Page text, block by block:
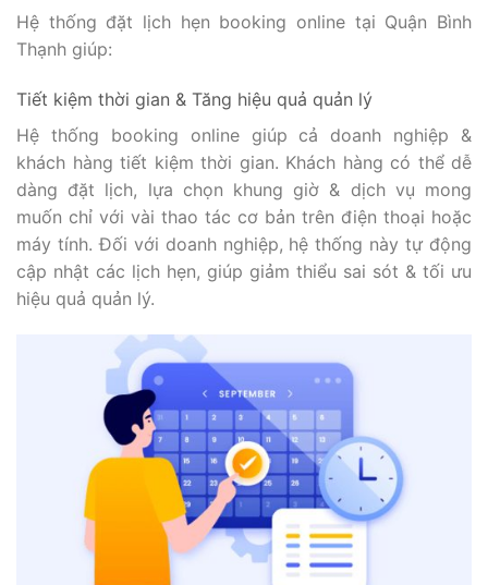
Hệ thống đặt lịch hẹn booking online tại Quận Bình
Thạnh giúp:
Tiết kiệm thời gian & Tăng hiệu quả quản lý
Hệ thống booking online giúp cả doanh nghiệp &
khách hàng tiết kiệm thời gian. Khách hàng có thể dễ
dàng đặt lịch, lựa chọn khung giờ & dịch vụ mong
muốn chỉ với vài thao tác cơ bản trên điện thoại hoặc
máy tính. Đối với doanh nghiệp, hệ thống này tự động
cập nhật các lịch hẹn, giúp giảm thiểu sai sót & tối ưu
hiệu quả quản lý.